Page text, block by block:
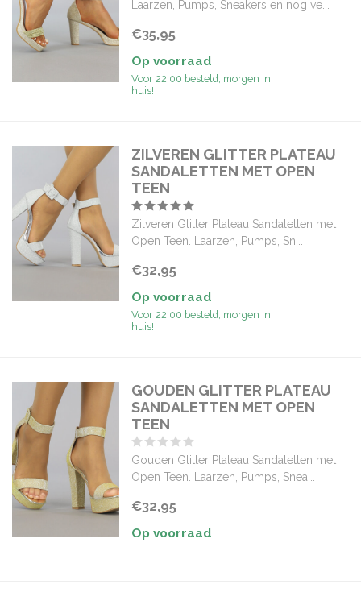
Laarzen, Pumps, Sneakers en nog ve...
€35,95
Op voorraad
Voor 22:00 besteld, morgen in
huis!
ZILVEREN GLITTER PLATEAU
SANDALETTEN MET OPEN
TEEN
Zilveren Glitter Plateau Sandaletten met
Open Teen. Laarzen, Pumps, Sn...
€32,95
Op voorraad
Voor 22:00 besteld, morgen in
huis!
GOUDEN GLITTER PLATEAU
SANDALETTEN MET OPEN
TEEN
Gouden Glitter Plateau Sandaletten met
Open Teen. Laarzen, Pumps, Snea...
€32,95
Op voorraad